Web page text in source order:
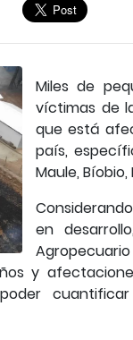
Miles de
víctimas de
que está
país,
Maule,
en
y